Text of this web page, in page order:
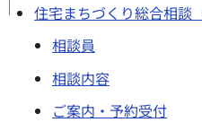
住宅まちづくり総合相談
相談員
相談内容
ご案内・予約受付